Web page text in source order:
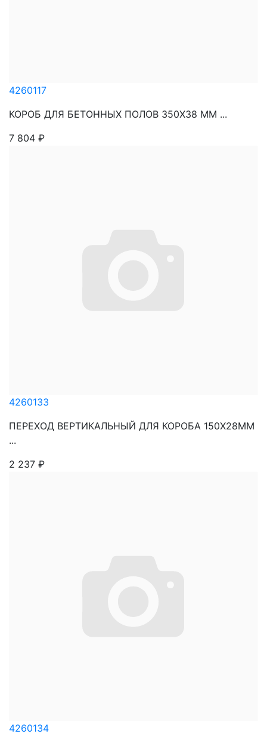
4260117
КОРОБ ДЛЯ БЕТОННЫХ ПОЛОВ 350Х38 ММ ...
7 804 ₽
4260133
ПЕРЕХОД ВЕРТИКАЛЬНЫЙ ДЛЯ КОРОБА 150Х28ММ
...
2 237 ₽
4260134